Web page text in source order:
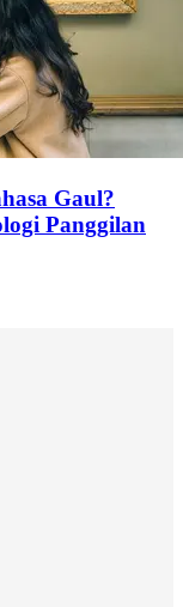
Gaul?
Panggilan